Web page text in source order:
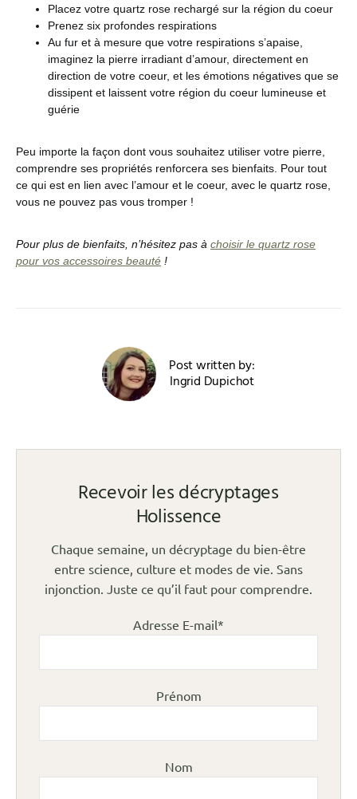
Placez votre quartz rose rechargé sur la région du coeur
Prenez six profondes respirations
Au fur et à mesure que votre respirations s’apaise,
imaginez la pierre irradiant d’amour, directement en
direction de votre coeur, et les émotions négatives que se
dissipent et laissent votre région du coeur lumineuse et
guérie
Peu importe la façon dont vous souhaitez utiliser votre pierre,
comprendre ses propriétés renforcera ses bienfaits. Pour tout
ce qui est en lien avec l’amour et le coeur, avec le quartz rose,
vous ne pouvez pas vous tromper !
Pour plus de bienfaits, n’hésitez pas à choisir le quartz rose
pour vos accessoires beauté !
Post written by:
Ingrid Dupichot
Recevoir les décryptages
Holissence
Chaque semaine, un décryptage du bien-être
entre science, culture et modes de vie. Sans
injonction. Juste ce qu’il faut pour comprendre.
Adresse E-mail*
Prénom
Nom